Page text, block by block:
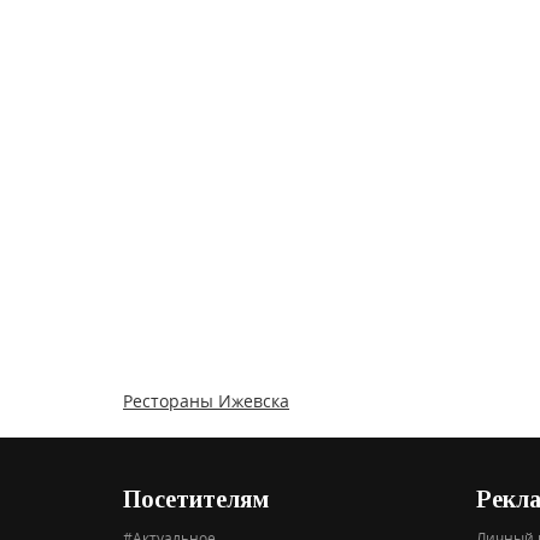
Рестораны Ижевска
Посетителям